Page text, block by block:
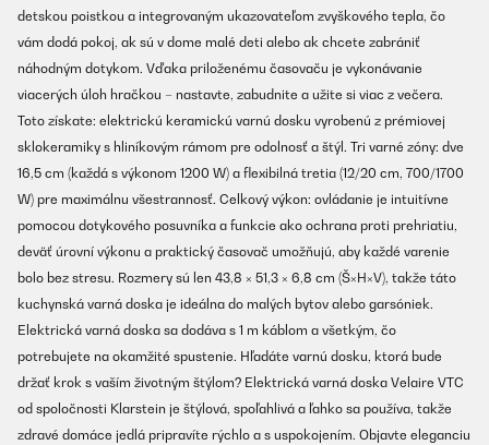
detskou poistkou a integrovaným ukazovateľom zvyškového tepla, čo
vám dodá pokoj, ak sú v dome malé deti alebo ak chcete zabrániť
náhodným dotykom. Vďaka priloženému časovaču je vykonávanie
viacerých úloh hračkou – nastavte, zabudnite a užite si viac z večera.
Toto získate: elektrickú keramickú varnú dosku vyrobenú z prémiovej
sklokeramiky s hliníkovým rámom pre odolnosť a štýl. Tri varné zóny: dve
16,5 cm (každá s výkonom 1200 W) a flexibilná tretia (12/20 cm, 700/1700
W) pre maximálnu všestrannosť. Celkový výkon: ovládanie je intuitívne
pomocou dotykového posuvníka a funkcie ako ochrana proti prehriatiu,
deväť úrovní výkonu a praktický časovač umožňujú, aby každé varenie
bolo bez stresu. Rozmery sú len 43,8 × 51,3 × 6,8 cm (Š×H×V), takže táto
kuchynská varná doska je ideálna do malých bytov alebo garsóniek.
Elektrická varná doska sa dodáva s 1 m káblom a všetkým, čo
potrebujete na okamžité spustenie. Hľadáte varnú dosku, ktorá bude
držať krok s vaším životným štýlom? Elektrická varná doska Velaire VTC
od spoločnosti Klarstein je štýlová, spoľahlivá a ľahko sa používa, takže
zdravé domáce jedlá pripravíte rýchlo a s uspokojením. Objavte eleganciu